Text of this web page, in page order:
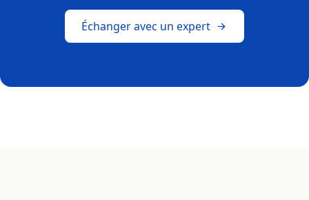
Échanger avec un expert